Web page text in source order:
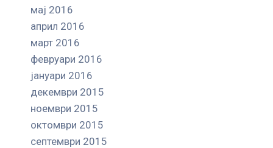
мај 2016
април 2016
март 2016
февруари 2016
јануари 2016
декември 2015
ноември 2015
октомври 2015
септември 2015